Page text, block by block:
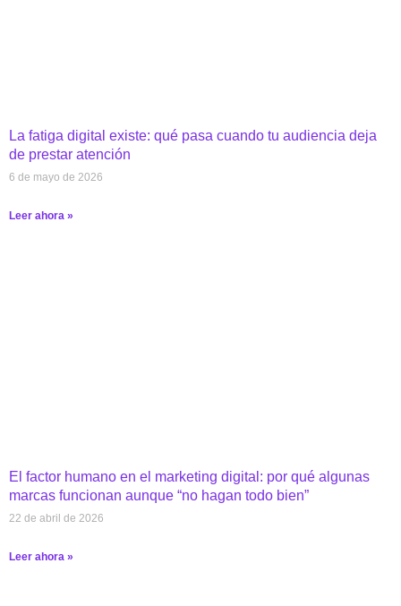
La fatiga digital existe: qué pasa cuando tu audiencia deja
de prestar atención
6 de mayo de 2026
Leer ahora »
El factor humano en el marketing digital: por qué algunas
marcas funcionan aunque “no hagan todo bien”
22 de abril de 2026
Leer ahora »